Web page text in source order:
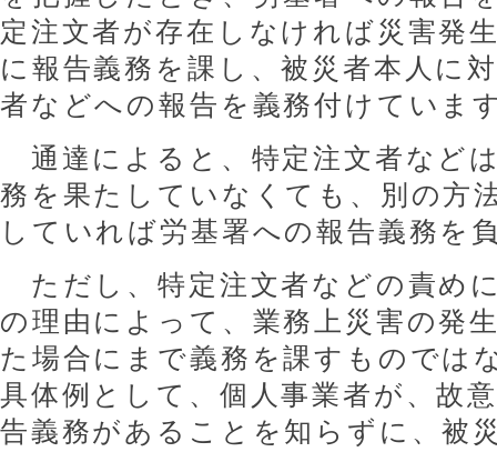
定注文者が存在しなければ災害発
に報告義務を課し、被災者本人に
者などへの報告を義務付けていま
通達によると、特定注文者など
務を果たしていなくても、別の方
していれば労基署への報告義務を
ただし、特定注文者などの責め
の理由によって、業務上災害の発
た場合にまで義務を課すものでは
具体例として、個人事業者が、故
告義務があることを知らずに、被